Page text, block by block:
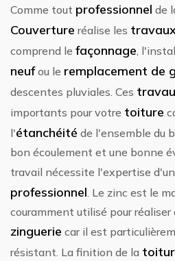
Comme tout professionnel de
Couverture réalise les
comprend le façonnage,
neufou le remplacement de
descentes pluviales. Ces
importants pour votre toiture
l'étanchéité de l'ensemble du
bon écoulement et une bonne
travail nécessite l'expertise d'un
professionnel. Le zinc est le
couramment utilisé pour réaliser
zinguerie car il est
résistant. La finition de la